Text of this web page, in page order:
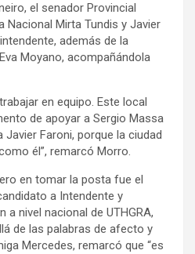
el senador Provincial
Nacional Mirta Tundis y Javier
además de la
Moyano, acompañándola
en equipo. Este local
de apoyar a Sergio Massa
Faroni, porque la ciudad
él”, remarcó Morro.
en tomar la posta fue el
a Intendente y
nivel nacional de UTHGRA,
de las palabras de afecto y
Mercedes, remarcó que “es